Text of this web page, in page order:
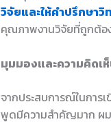
วิจัยและให้คำปรึกษา
คุณภาพงานวิจัยที่ถูกต้อ
มุมมองและความคิดเ
จากประสบการณ์ในการ
พูดมีความสำคัญมาก ผม